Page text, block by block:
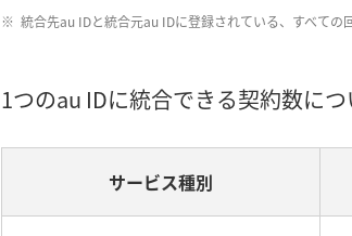
統合先au IDと統合元au IDに登録されている、すべて
1つのau IDに統合できる契約数につ
サービス種別